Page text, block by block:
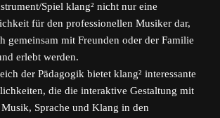
Spiel klang² nicht nur eine
für den professionellen Musiker dar,
gemeinsam mit Freunden oder der Familie
erlebt werden.
der Pädagogik bietet klang² interessante
die die interaktive Gestaltung mit
Sprache und Klang in den